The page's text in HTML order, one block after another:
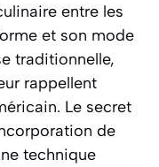
entre les
et son mode
traditionnelle,
rappellent
Le secret
de
technique